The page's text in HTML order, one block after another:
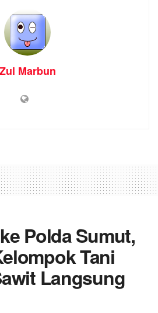
Zul Marbun
Polda Sumut,
Tani
Langsung